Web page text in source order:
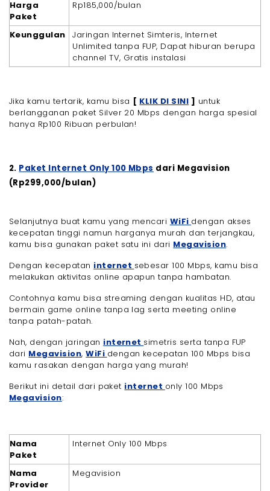
Harga
Paket
Rp185,000/bulan
Keunggulan
Jaringan Internet Simteris, Internet
Unlimited tanpa FUP, Dapat hiburan berupa
channel TV, Gratis instalasi
Jika kamu tertarik, kamu bisa [ KLIK DI SINI ] untuk
berlangganan paket Silver 20 Mbps dengan harga spesial
hanya Rp100 Ribuan perbulan!
2. Paket Internet Only 100 Mbps dari Megavision
(Rp299,000/bulan)
Selanjutnya buat kamu yang mencari WiFi dengan akses
kecepatan tinggi namun harganya murah dan terjangkau,
kamu bisa gunakan paket satu ini dari Megavision.
Dengan kecepatan internet sebesar 100 Mbps, kamu bisa
melakukan aktivitas online apapun tanpa hambatan.
Contohnya kamu bisa streaming dengan kualitas HD, atau
bermain game online tanpa lag serta meeting online
tanpa patah-patah.
Nah, dengan jaringan internet simetris serta tanpa FUP
dari Megavision,WiFi dengan kecepatan 100 Mbps bisa
kamu rasakan dengan harga yang murah!
Berikut ini detail dari paket internet only 100 Mbps
Megavision:
Nama
Paket
Internet Only 100 Mbps
Nama
Provider
Megavision